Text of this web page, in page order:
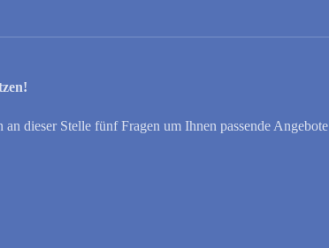
dieser Stelle fünf Fragen um Ihnen passende Angebote